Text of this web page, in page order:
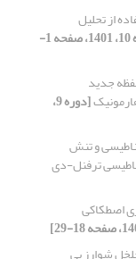
از تحلیل
[دوره 9، شماره 10، 1401، صفحه 1-
جدید
[دوره 9،
و تنش
ترفنل-دی
اصطکاکی
شوارز پی